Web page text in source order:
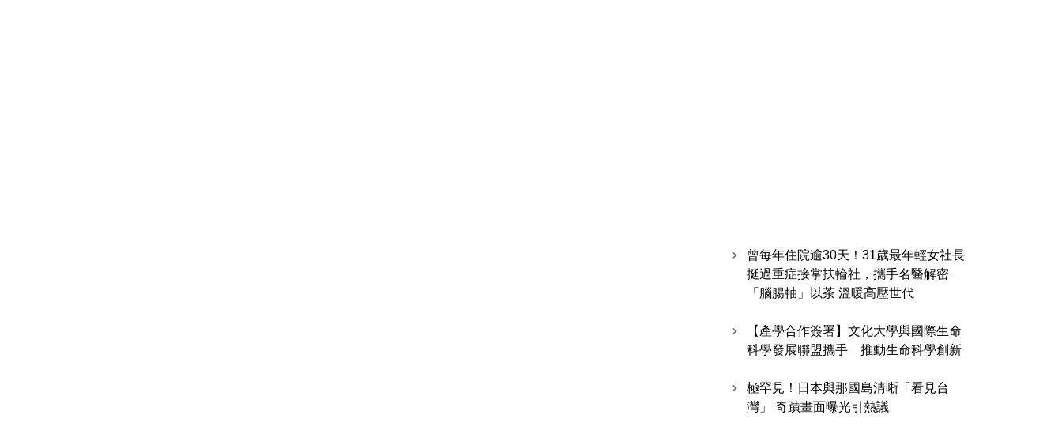
曾每年住院逾30天！31歲最年輕女社長
挺過重症接掌扶輪社，攜手名醫解密
「腦腸軸」以茶 溫暖高壓世代
【產學合作簽署】文化大學與國際生命
科學發展聯盟攜手 推動生命科學創新
極罕見！日本與那國島清晰「看見台
灣」 奇蹟畫面曝光引熱議